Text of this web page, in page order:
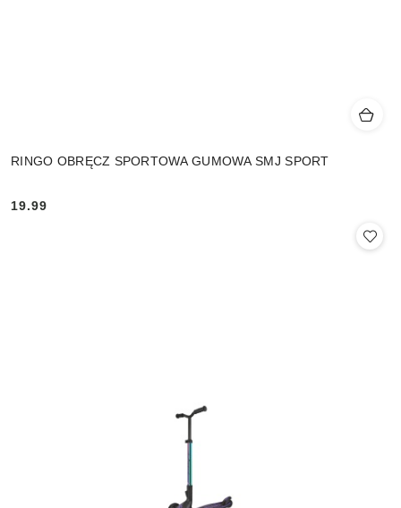
RINGO OBRĘCZ SPORTOWA GUMOWA SMJ SPORT
Cena:
19.99